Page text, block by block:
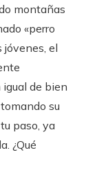
montañas
«perro
jóvenes, el
igual de bien
su
paso, ya
¿Qué